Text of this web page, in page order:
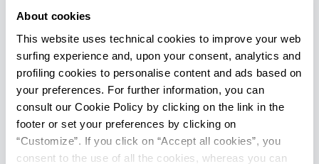
About cookies
This website uses technical cookies to improve your web
surfing experience and, upon your consent, analytics and
profiling cookies to personalise content and ads based on
your preferences. For further information, you can
consult our Cookie Policy by clicking on the link in the
footer or set your preferences by clicking on
“Customize”. If you click on “Accept all cookies”, you
consent to the use of all the cookies, whereas you can
acque e le coccole dell'idromassaggio. La rete
sentieristica dellaVal di Bagno Trek, estesa per
oltre 200 km, è la palestra naturale di
escursionisti e amanti della mountain bike. I
percorsi vita lungo il Savio e nella nuova via
pedonale per San Piero sono invece l'itinerario
ideale per chi si rilassa con semplici passeggiate.